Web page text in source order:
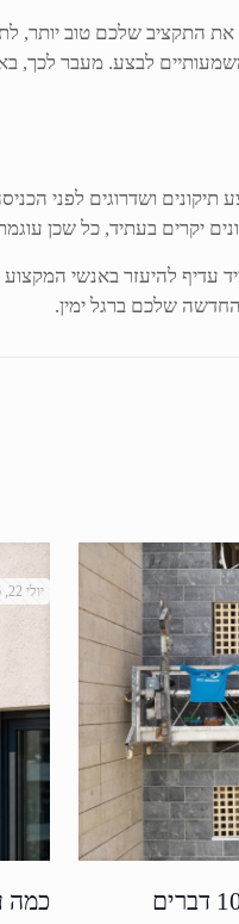
התקציב שלכם טוב יותר,
לבצע. מעבר לכך,
ושדרוגים לפני
יקרים בעתיד, כל שכן
עדיף להיעזר באנשי
שלכם ברגל ימין.
איך לבחור חברת עבודות גובה? 10 דברים
יולי 22, 2026
כמה